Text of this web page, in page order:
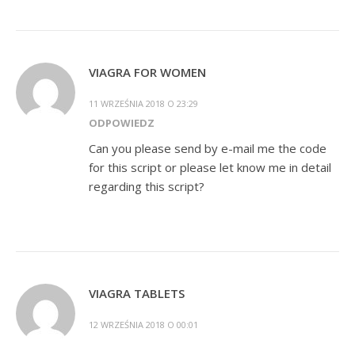
VIAGRA FOR WOMEN
11 WRZEŚNIA 2018 O 23:29
ODPOWIEDZ
Can you please send by e-mail me the code
for this script or please let know me in detail
regarding this script?
VIAGRA TABLETS
12 WRZEŚNIA 2018 O 00:01